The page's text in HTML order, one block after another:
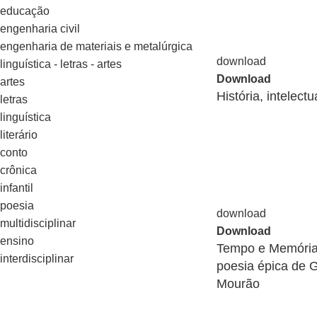
educação
engenharia civil
engenharia de materiais e metalúrgica
linguística - letras - artes
artes
letras
linguística
literário
conto
crônica
infantil
poesia
multidisciplinar
ensino
interdisciplinar
Download
História,
Download
Tempo e
poesia épica de
Mourão